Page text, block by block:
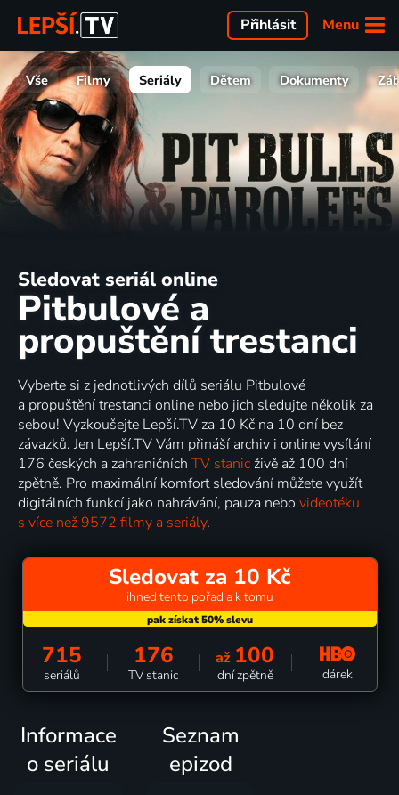
Menu
Přihlásit
Vše Filmy Seriály Dětem Dokumenty
Sledovat seriál online
Pitbulové a
propuštění trestanci
Vyberte si z jednotlivých dílů seriálu Pitbulové
a propuštění trestanci online nebo jich sledujte několik za
sebou! Vyzkoušejte Lepší.TV za 10 Kč na 10 dní bez
závazků. Jen Lepší.TV Vám přináší archiv i online vysílání
176 českých a zahraničních TV stanic živě až 100 dní
zpětně. Pro maximální komfort sledování můžete využít
digitálních funkcí jako nahrávání, pauza nebo videotéku
s více než 9572 filmy a seriály.
Sledovat za 10 Kč
ihned tento pořad a k tomu
715
seriálů
176
TV stanic
až 100
dní zpětně dárek
Informace
o seriálu
Seznam
epizod